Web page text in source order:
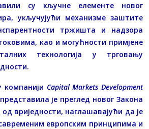
су кључне елементе новог
укључујући механизме заштите
тржишта и надзора
као и могућности примјене
технологија у трговању
компанији Capital Markets Development
је преглед новог Закона
вриједности, наглашавајући да је
европским принципима и